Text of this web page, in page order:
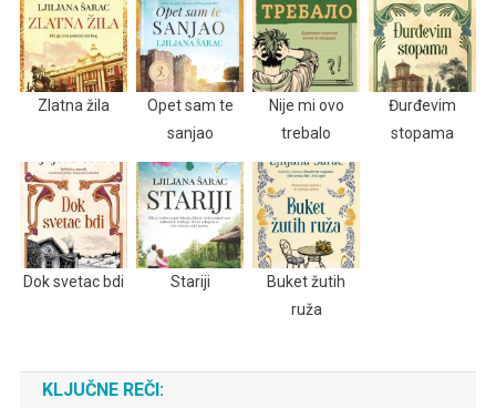
Zlatna žila
Opet sam te
sanjao
Nije mi ovo
trebalo
Đurđevim
stopama
Dok svetac bdi Stariji
Buket žutih
ruža
KLJUČNE REČI: